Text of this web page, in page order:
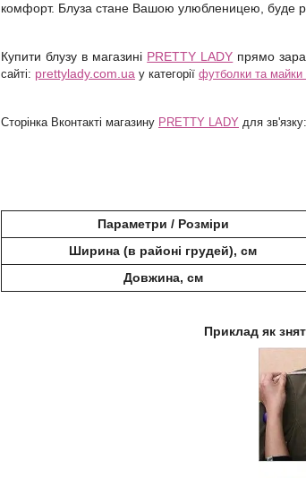
комфорт. Блуза стане Вашою улюбленицею, буде
Купити блузу в магазині PRETTY LADY прямо
сайті: prettylady.com.ua у категорії футболки та майки
Сторінка Вконтакті магазину PRETTY LADY для зв'язку:
Параметри / Розміри
Ширина (в районі грудей), см
Довжина, см
Приклад як